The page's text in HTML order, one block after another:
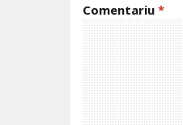
Comentariu *